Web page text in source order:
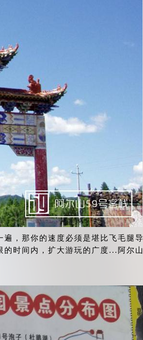
，那你的速度必须是堪比飞毛腿导
时间内，扩大游玩的广度...阿尔山